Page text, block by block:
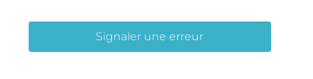
Signaler une erreur